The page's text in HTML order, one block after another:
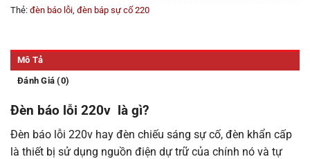
Thẻ: đèn báo lỗi đèn báp sự cố 220
Mô Tả
Đánh Giá (0)
Đèn báo lỗi 220v là gì?
Đèn báo lỗi 220v hay đèn chiếu sáng sự cố, đèn khẩn cấp
là thiết bị sử dụng nguồn điện dự trữ của chính nó và tự